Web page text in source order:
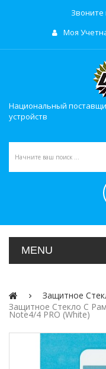
Звоните
Моя
Национальный
устройств
MENU
Защитное
Защитное Стекло C
Note4/4 PRO (White)